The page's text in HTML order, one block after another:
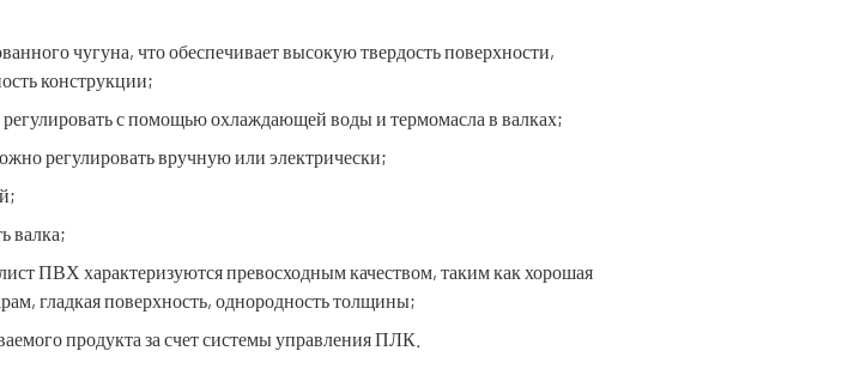
чугуна, что обеспечивает высокую твердость поверхности,
конструкции;
с помощью охлаждающей воды и термомасла в валках;
регулировать вручную или электрически;
валка;
ПВХ характеризуются превосходным качеством, таким как хорошая
гладкая поверхность, однородность толщины;
продукта за счет системы управления ПЛК.